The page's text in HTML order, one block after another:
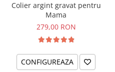
Colier argint gravat pentru
Mama
279,00 RON
CONFIGUREAZA